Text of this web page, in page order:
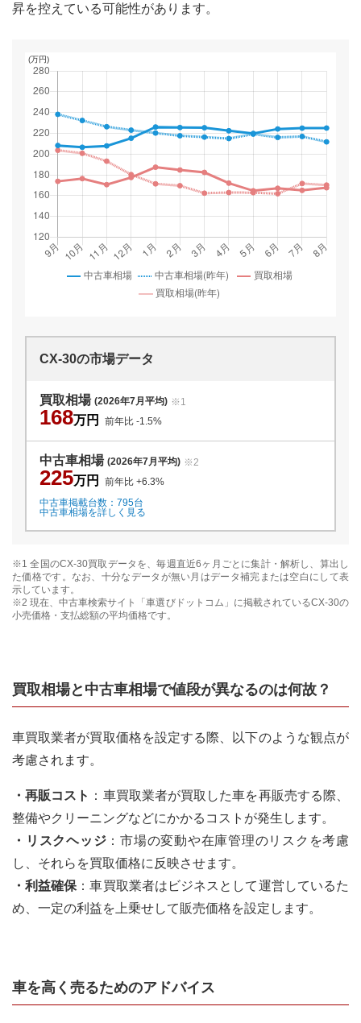
昇を控えている可能性があります。
CX-30の市場データ
買取相場 (2026年7月平均) ※1
168万円 前年比 -1.5%
中古車相場 (2026年7月平均) ※2
225万円 前年比 +6.3%
中古車掲載台数： 795台
中古車相場を詳しく見る
※1 全国のCX-30買取データを、毎週直近6ヶ月ごとに集計・解析し、算出し
た価格です。なお、十分なデータが無い月はデータ補完または空白にして表
示しています。
※2 現在、中古車検索サイト「車選びドットコム」に掲載されているCX-30の
小売価格・支払総額の平均価格です。
買取相場と中古車相場で値段が異なるのは何故？
車買取業者が買取価格を設定する際、以下のような観点が
考慮されます。
・再販コスト ：車買取業者が買取した車を再販売する際、
整備やクリーニングなどにかかるコストが発生します。
・リスクヘッジ ：市場の変動や在庫管理のリスクを考慮
し、それらを買取価格に反映させます。
・利益確保 ：車買取業者はビジネスとして運営しているた
め、一定の利益を上乗せして販売価格を設定します。
車を高く売るためのアドバイス